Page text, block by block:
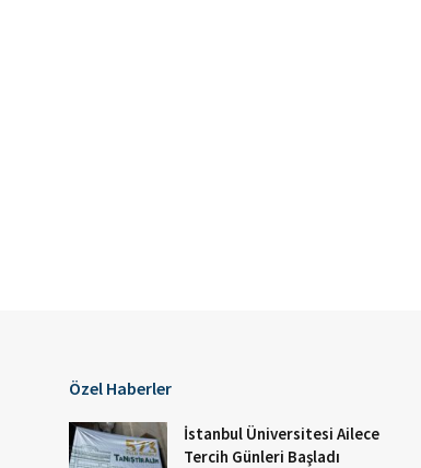
Özel Haberler
İstanbul Üniversitesi Ailece
Tercih Günleri Başladı